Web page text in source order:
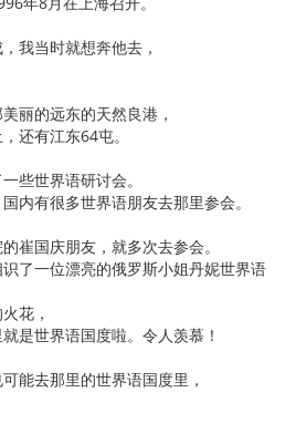
我当时就想奔他去，
丽的远东的天然良港，
还有江东64屯。
些世界语研讨会。
内有很多世界语朋友去那里参会。
崔国庆朋友，就多次去参会。
了一位漂亮的俄罗斯小姐丹妮世界语
花，
是世界语国度啦。令人羡慕！
能去那里的世界语国度里，